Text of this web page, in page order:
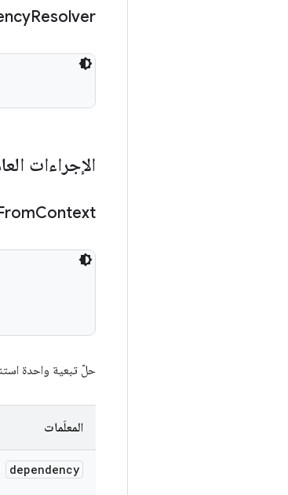
Resolver
الإجراءات
Context
حلّ تبعية واحدة
المعلَمات
dependency